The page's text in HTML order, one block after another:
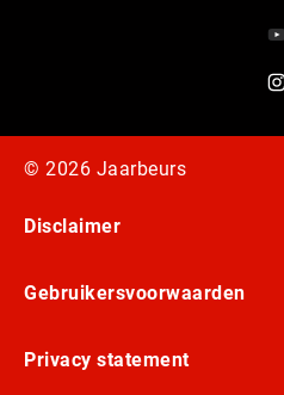
© 2026 Jaarbeurs
Disclaimer
Gebruikersvoorwaarden
Privacy statement